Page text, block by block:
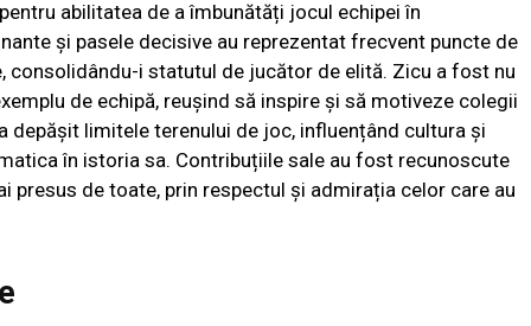
abilitatea de a îmbunătăți jocul echipei în
și pasele decisive au reprezentat frecvent puncte de
i statutul de jucător de elită. Zicu a fost nu
de echipă, reușind să inspire și să motiveze colegii
depășit limitele terenului de joc, influențând cultura și
în istoria sa. Contribuțiile sale au fost recunoscute
presus de toate, prin respectul și admirația celor care au